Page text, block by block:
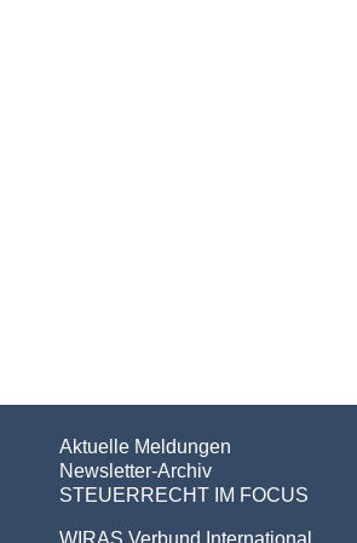
Aktuelle Meldungen
Newsletter-Archiv
STEUERRECHT IM FOCUS